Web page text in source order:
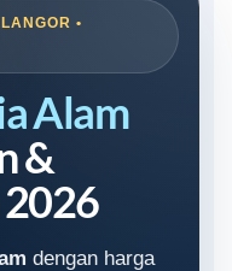
•
Alam
&
2026
dengan harga